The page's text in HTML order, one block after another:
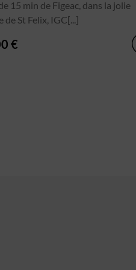
15 min de Figeac, dans la jolie
de St Felix, IGC[...]
€